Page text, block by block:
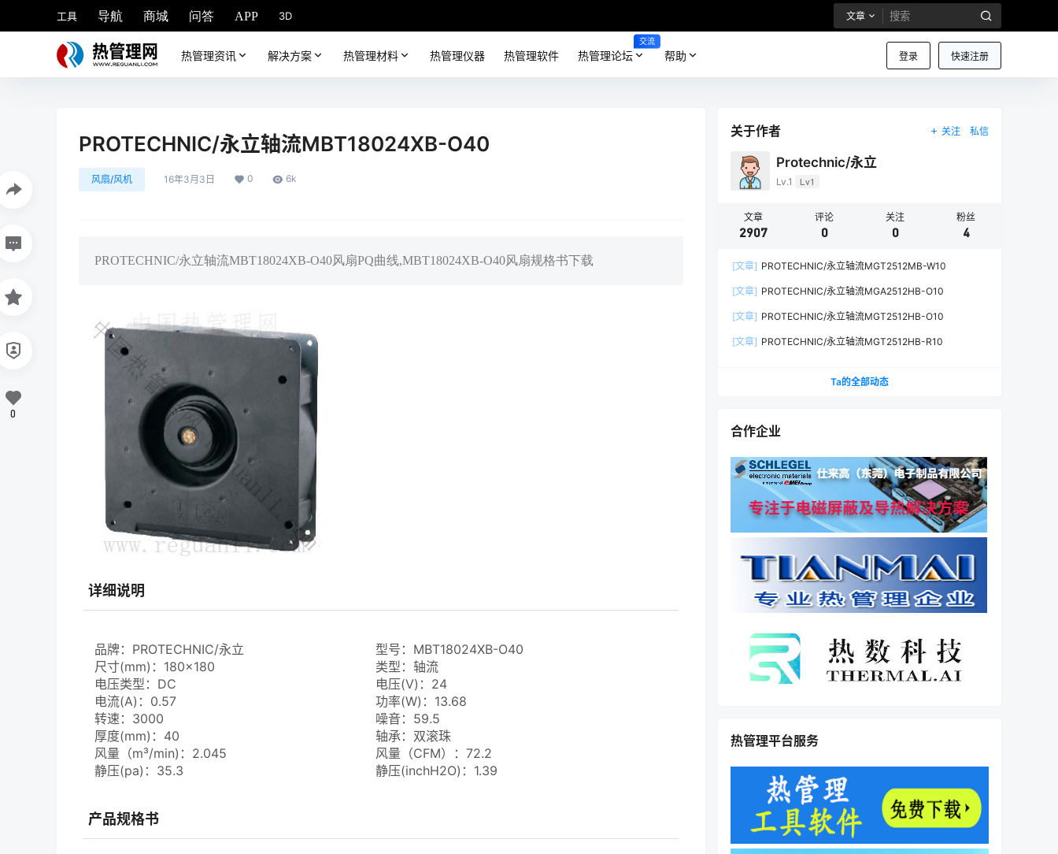
工具 导航 商城 问答 APP 3D 文章
登录 快速注册
热管理资讯 解决方案 热管理材料 热管理仪器 热管理软件 热管理论坛
交流
帮助
PROTECHNIC/永立轴流MBT18024XB-O40
风扇/风机 16年3月3日 0 6k
PROTECHNIC/永立轴流MBT18024XB-O40风扇PQ曲线,MBT18024XB-O40风扇规格书下载
详细说明
品牌：PROTECHNIC/永立
型号：MBT18024XB-O40
尺寸(mm)：180×180
类型：轴流
电压类型：DC
电压(V)：24
电流(A)：0.57
功率(W)：13.68
转速：3000
噪音：59.5
厚度(mm)：40
轴承：双滚珠
风量（m³/min)：2.045
风量（CFM）：72.2
静压(pa)：35.3
静压(inchH2O)：1.39
产品规格书
0
关于作者 关注 私信
Protechnic/永立
Lv.1 Lv1
文章
2907
评论
0
关注
0
粉丝
4
[文章] PROTECHNIC/永立轴流MGT2512MB-W10
[文章] PROTECHNIC/永立轴流MGA2512HB-O10
[文章] PROTECHNIC/永立轴流MGT2512HB-O10
[文章] PROTECHNIC/永立轴流MGT2512HB-R10
Ta的全部动态
合作企业
热管理平台服务